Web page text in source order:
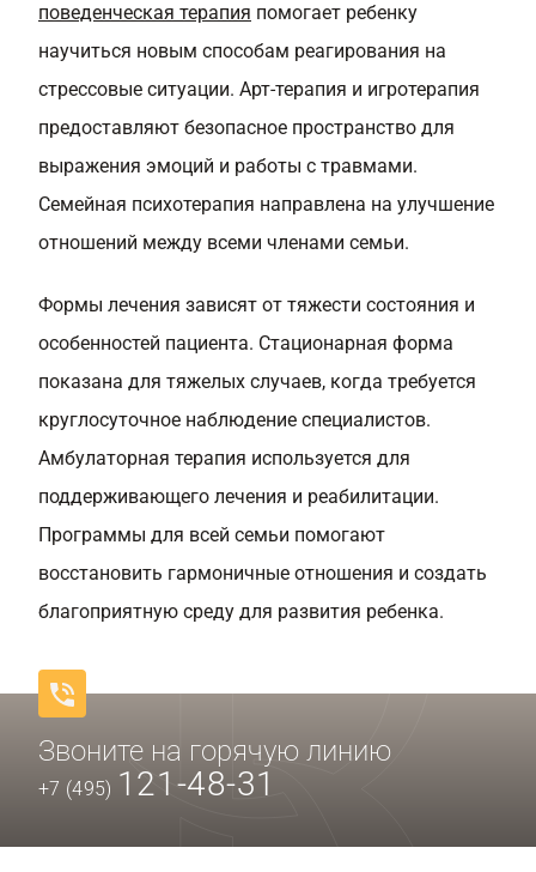
поведенческая терапия помогает ребенку
научиться новым способам реагирования на
стрессовые ситуации. Арт-терапия и игротерапия
предоставляют безопасное пространство для
выражения эмоций и работы с травмами.
Семейная психотерапия направлена на улучшение
отношений между всеми членами семьи.
Формы лечения зависят от тяжести состояния и
особенностей пациента. Стационарная форма
показана для тяжелых случаев, когда требуется
круглосуточное наблюдение специалистов.
Амбулаторная терапия используется для
поддерживающего лечения и реабилитации.
Программы для всей семьи помогают
восстановить гармоничные отношения и создать
благоприятную среду для развития ребенка.
Звоните на горячую линию
+7 (495) 121-48-31